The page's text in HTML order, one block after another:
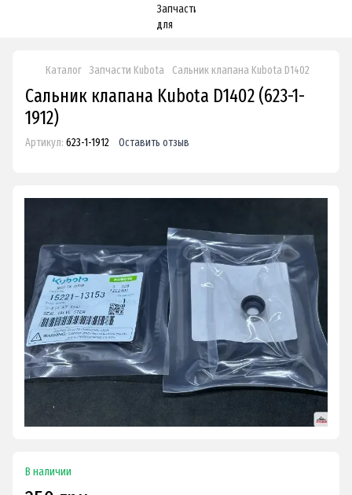
Каталог Запчасти Kubota Сальник клапана Kubota D1402
Сальник клапана Kubota D1402 (623-1-
1912)
Артикул: 623-1-1912 Оставить отзыв
В наличии